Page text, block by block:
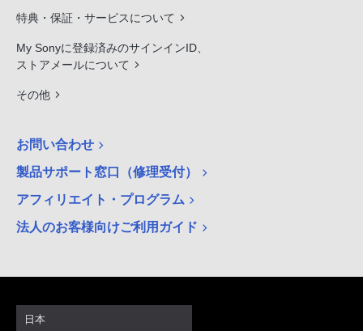
特典・保証・サービスについて
My Sonyに登録済みのサインインID、
ストアメールについて
その他
お問い合わせ
製品サポート窓口（修理受付）
アフィリエイト・プログラム
法人のお客様向けご利用ガイド
日本